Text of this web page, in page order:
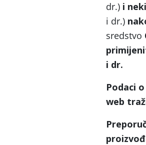
dr.) i
i dr.)
sredstvo
i dr.
Podaci
web